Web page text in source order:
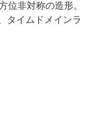
位非対称の造形。
タイムドメインラ